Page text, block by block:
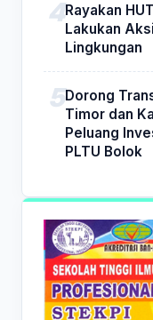
Rayakan
Lakukan
Lingkungan
Dorong
Timor dan
Peluang
PLTU Bolok